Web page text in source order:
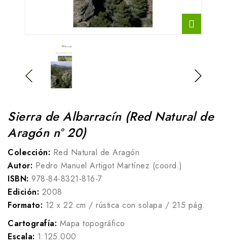
Sierra de Albarracín (Red Natural de
Aragón nº 20)
Colección: Red Natural de Aragón
Autor: Pedro Manuel Artigot Martínez (coord.)
ISBN: 978-84-8321-816-7
Edición: 2008
Formato: 12 x 22 cm / rústica con solapa / 215 pág.
Cartografía: Mapa topográfico
Escala: 1:125.000